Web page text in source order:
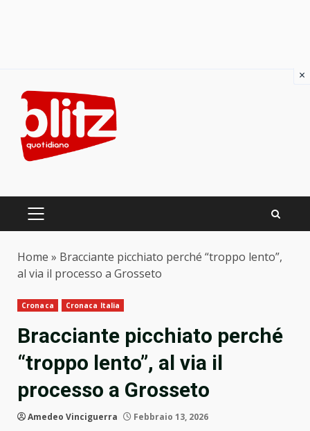
content
PRIMARY
Home » Bracciante picchiato perché “troppo lento”,
al via il processo a Grosseto
Cronaca Cronaca Italia
Bracciante picchiato perché
“troppo lento”, al via il
processo a Grosseto
Amedeo Vinciguerra Febbraio 13, 2026
×